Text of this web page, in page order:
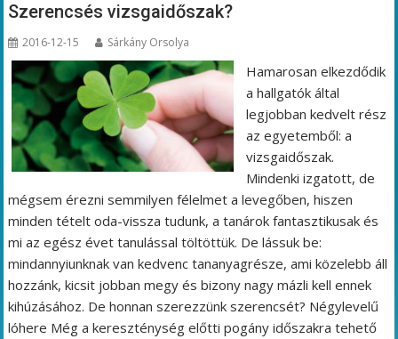
Szerencsés vizsgaidőszak?
2016-12-15 Sárkány Orsolya
Hamarosan elkezdődik
a hallgatók által
legjobban kedvelt rész
az egyetemből: a
vizsgaidőszak.
Mindenki izgatott, de
mégsem érezni semmilyen félelmet a levegőben, hiszen
minden tételt oda-vissza tudunk, a tanárok fantasztikusak és
mi az egész évet tanulással töltöttük. De lássuk be:
mindannyiunknak van kedvenc tananyagrésze, ami közelebb áll
hozzánk, kicsit jobban megy és bizony nagy mázli kell ennek
kihúzásához. De honnan szerezzünk szerencsét? Négylevelű
lóhere Még a kereszténység előtti pogány időszakra tehető